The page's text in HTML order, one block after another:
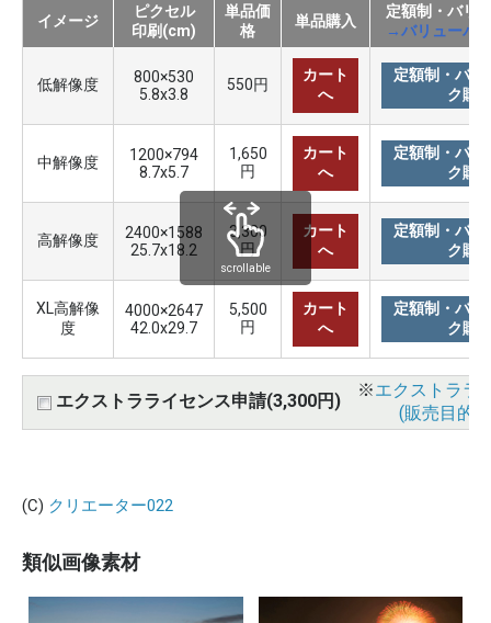
イメージ
ピクセル
印刷(cm)
単品価
格
単品購入
定額制・バリ
→バリューパ
低解像度
800×530
5.8x3.8
550円
カート
へ
定額制・バリ
ク購
中解像度
1200×794
8.7x5.7
1,650
円
カート
へ
定額制・バリ
ク購
高解像度
2400×1588
25.7x18.2
3,300
円
カート
へ
定額制・バリ
ク購
XL高解像
度
4000×2647
42.0x29.7
5,500
円
カート
へ
定額制・バリ
ク購
エクストラライセンス申請(3,300円)
※エクストララ
(販売目的
scrollable
(C) クリエーター022
類似画像素材